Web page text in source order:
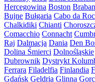
Hercegowina Boston
Bujne Bułgaria Cabo da
Chalkidiki Chianti
Comacchio Connacht
Raj Dalmacja Dania Den
Dolina Śmierci Dolnośląskie
Dubrownik Dystrykt
Ferrara Filadelfia Finlandia
Gdańsk Geldria Glinna